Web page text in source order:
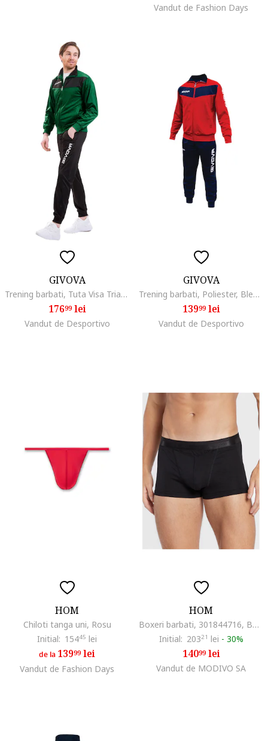
Vandut de Fashion Days
GIVOVA
Trening barbati, Tuta Visa Triacetato, Poliester, Multicolor, L, Verde/Negru
17699lei
Vandut de Desportivo
GIVOVA
Trening barbati, Poliester, Bleumarin/Rosu,
13999lei
Vandut de Desportivo
HOM
Chiloti tanga uni, Rosu
Initial: 15445 lei
de la 13999lei
Vandut de Fashion Days
HOM
Boxeri barbati, 301844716, Bumbac/Modal, Negru, Negru
Initial: 20321 lei - 30%
14099lei
Vandut de MODIVO SA